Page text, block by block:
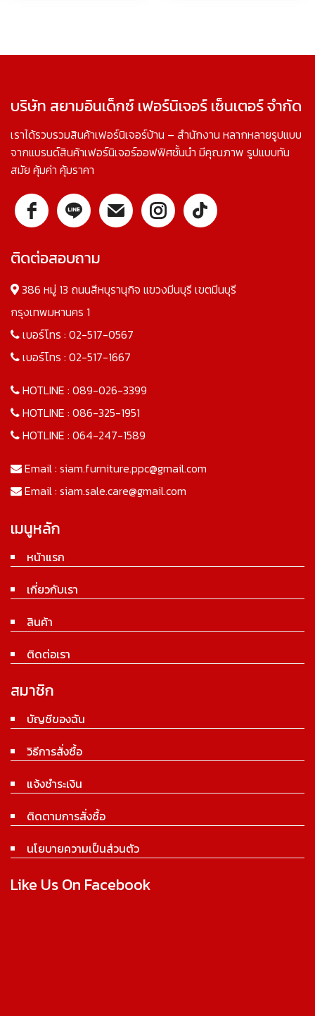
บริษัท สยามอินเด็กซ์ เฟอร์นิเจอร์ เซ็นเตอร์ จำกัด
เราได้รวบรวมสินค้าเฟอร์นิเจอร์บ้าน – สำนักงาน หลากหลายรูปแบบ
จากแบรนด์สินค้าเฟอร์นิเจอร์ออฟฟิศชั้นนำ มีคุณภาพ รูปแบบทัน
สมัย คุ้มค่า คุ้มราคา
ติดต่อสอบถาม
386 หมู่ 13 ถนนสีหบุรานุกิจ แขวงมีนบุรี เขตมีนบุรี
กรุงเทพมหานคร 1
เบอร์โทร : 02-517-0567
เบอร์โทร : 02-517-1667
HOTLINE : 089-026-3399
HOTLINE : 086-325-1951
HOTLINE : 064-247-1589
Email : siam.furniture.ppc@gmail.com
Email : siam.sale.care@gmail.com
เมนูหลัก
หน้าแรก
เกี่ยวกับเรา
สินค้า
ติดต่อเรา
สมาชิก
บัญชีของฉัน
วิธีการสั่งซื้อ
แจ้งชำระเงิน
ติดตามการสั่งซื้อ
นโยบายความเป็นส่วนตัว
Like Us On Facebook